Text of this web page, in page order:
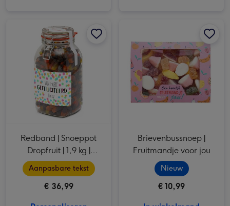
Redband | Snoeppot
Dropfruit | 1,9 kg |
Gefeliciteerd met eigen
naam
Aanpasbare tekst
€ 36,99
Brievenbussnoep |
Fruitmandje voor jou
Nieuw
€ 10,99